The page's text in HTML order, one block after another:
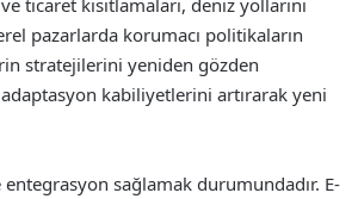
ticaret kısıtlamaları, deniz yollarını
pazarlarda korumacı politikaların
stratejilerini yeniden gözden
kabiliyetlerini artırarak yeni
sağlamak durumundadır. E-